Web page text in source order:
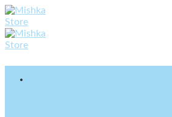
Skip
to
content